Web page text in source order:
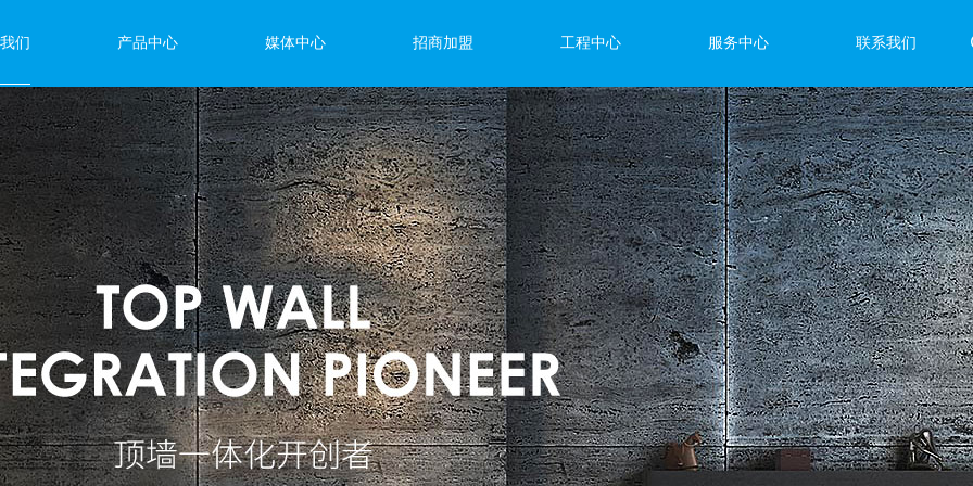
们 产品中心 媒体中心 招商加盟 工程中心 服务中心 联系我们